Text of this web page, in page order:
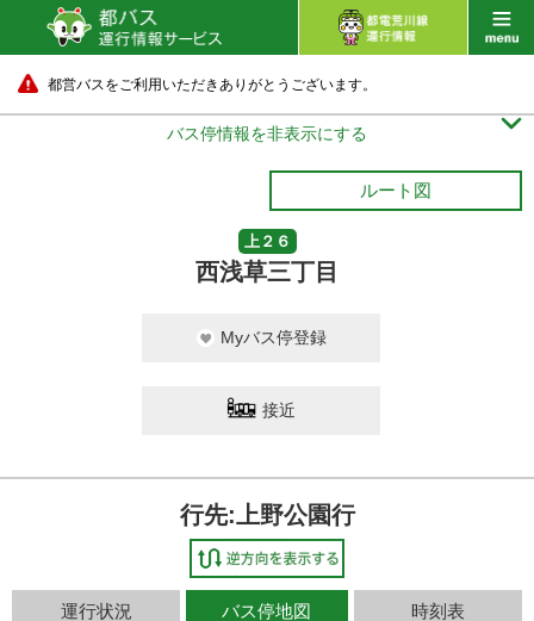
都営バスをご利用いただきありがとうございます。
バス停情報を非表示にする 
ルート図
上２６
西浅草三丁目
Myバス停登録
接近
行先:上野公園行
運行状況 バス停地図 時刻表